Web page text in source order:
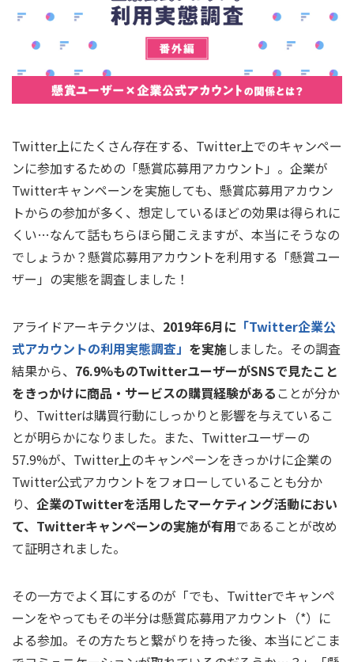
Twitter上にたくさん存在する、Twitter上でのキャンペー
ンに参加するための「懸賞応募用アカウント」。企業が
Twitterキャンペーンを実施しても、懸賞応募用アカウン
トからの参加が多く、想定しているほどの効果は得られに
くい…なんて話もちらほら聞こえますが、本当にそうなの
でしょうか？懸賞応募用アカウントを利用する「懸賞ユー
ザー」の実態を調査しました！
アライドアーキテクツは、 2019年6月に 「Twitter企業公
式アカウントの利用実態調査」 を実施しました。その調査
結果から、 76.9%ものTwitterユーザーがSNSで見たこと
をきっかけに商品・サービスの購買経験がある ことが分か
り、Twitterは購買行動にしっかりと影響を与えているこ
とが明らかになりました。また、Twitterユーザーの
57.9%が、Twitter上のキャンペーンをきっかけに企業の
Twitter公式アカウントをフォローしていることも分か
り、 企業のTwitterを活用したマーケティング活動におい
て、Twitterキャンペーンの実施が有用であることが改め
て証明されました。
その一方でよく耳にするのが「でも、Twitterでキャンペ
ーンをやってもその半分は懸賞応募用アカウント（*）に
よる参加。その方たちと繋がりを持った後、本当にどこま